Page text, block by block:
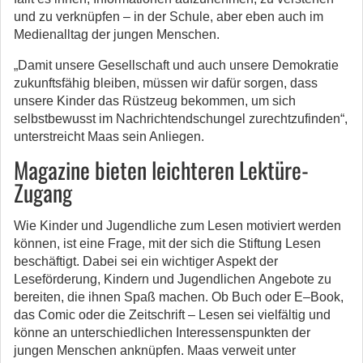
und zu verknüpfen – in der Schule, aber eben auch im
Medienalltag der jungen Menschen.
„Damit unsere Gesellschaft und auch unsere Demokratie
zukunftsfähig bleiben, müssen wir dafür sorgen, dass
unsere Kinder das Rüstzeug bekommen, um sich
selbstbewusst im Nachrichtendschungel zurechtzufinden“,
unterstreicht Maas sein Anliegen.
Magazine bieten leichteren Lektüre-
Zugang
Wie Kinder und Jugendliche zum Lesen motiviert werden
können, ist eine Frage, mit der sich die Stiftung Lesen
beschäftigt. Dabei sei ein wichtiger Aspekt der
Leseförderung, Kindern und Jugendlichen Angebote zu
bereiten, die ihnen Spaß machen. Ob Buch oder E–Book,
das Comic oder die Zeitschrift – Lesen sei vielfältig und
könne an unterschiedlichen Interessenspunkten der
jungen Menschen anknüpfen. Maas verweit unter